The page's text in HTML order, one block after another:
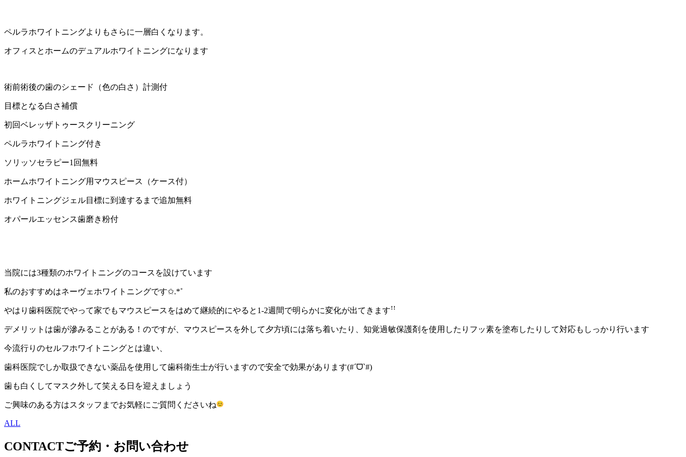
ペルラホワイトニングよりもさらに一層白くなります。
オフィスとホームのデュアルホワイトニングになります
術前術後の歯のシェード（色の白さ）計測付
目標となる白さ補償
初回ベレッザトゥースクリーニング
ペルラホワイトニング付き
ソリッソセラピー1回無料
ホームホワイトニング用マウスピース（ケース付）
ホワイトニングジェル目標に到達するまで追加無料
オパールエッセンス歯磨き粉付
当院には3種類のホワイトニングのコースを設けています
私のおすすめはネーヴェホワイトニングです✩.*˚
やはり歯科医院でやって家でもマウスピースをはめて継続的にやると1-2週間で明らかに変化が出てきますꜝꜝ
デメリットは歯が滲みることがある！のですが、マウスピースを外して夕方頃には落ち着いたり、知覚過敏保護剤を使用したりフッ素を塗布したりして対応もしっかり行います
今流行りのセルフホワイトニングとは違い、
歯科医院でしか取扱できない薬品を使用して歯科衛生士が行いますので安全で効果があります(#´ᗜ`#)
歯も白くしてマスク外して笑える日を迎えましょう
ご興味のある方はスタッフまでお気軽にご質問くださいね
ALL
CONTACTご予約・お問い合わせ